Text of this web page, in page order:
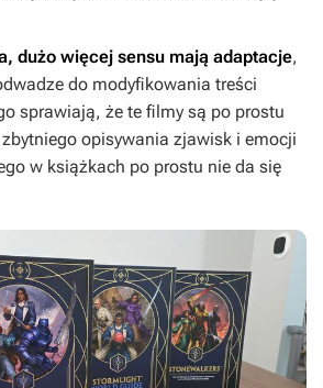
dużo więcej sensu mają adaptacje,
do modyfikowania treści
sprawiają, że te filmy są po prostu
opisywania zjawisk i emocji
w książkach po prostu nie da się